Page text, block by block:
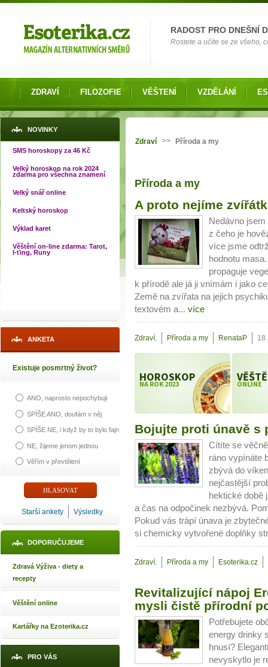
RADOST PRO DNEŠNÍ
Rostete a učíte se ze všeho,
ZDRAVÍ FILOZOFIE VĚŠTENÍ VZDĚLÁNÍ
NOVINKY
SMS horoskopy za 46 Kč
Velký horoskop na rok 2024
zdarma pro všechna znamení
Velký snář online
Keltský horoskop
Výklad karet
Věštění on-line zdarma: Tarot,
I-ťing, Runy
ANKETA
Existuje posmrtný život?
ANO, naprosto nepochybuji
SPÍŠE ANO, doufám v něj
SPÍŠE NE, i když by to bylo fajn
NE, žijeme jenom jednou
Věřím v převtělení
Starší ankety Výsledky
DOPORUČUJEME
Zdravá Výživa - diety a
recepty
Věštění online
Kartářky na Ezoterika.cz
PRO VÁS
Zdraví >> Příroda a my
Příroda a my
A proto nejíme
Nedávno
z čeho je
více jsme
hodnotu
propaguje
k přírodě ale já ji vnímám i jako
Země na zvířata na jejich
textovém a... více
Zdraví, Příroda a my RenataP
HOROSKOP
NA ROK 2023 ONLINE
Bojujte proti únavě s
Cítíte se
ráno vypínáte
zbývá do
nejčastější
hektické době
a čas na odpočinek nezbývá.
Pokud vás trápí únava je
si chemicky vytvořené doplňky
Zdraví, Příroda a my Esoterika.cz
Revitalizující nápoj
mysli čistě přírodní
Potřebujete
energy drinky
hnusí?
nevyskytlo je